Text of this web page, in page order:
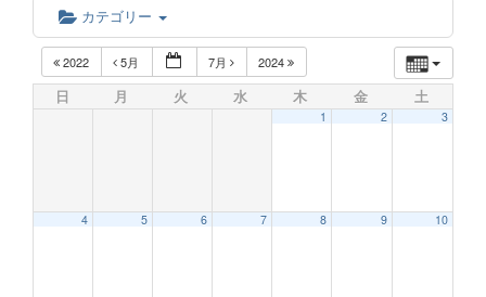
カテゴリー
2022 5月 7月 2024
日 月 火 水 木 金 土
1 2 3
4 5 6 7 8 9 10